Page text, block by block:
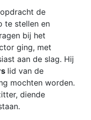
de
te stellen en
bij het
ging, met
aan de slag. Hij
lid van de
mochten worden.
diende